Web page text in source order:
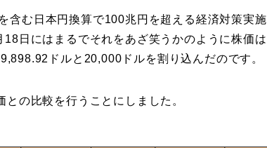
含む日本円換算で100兆円を超える経済対策実施
日にはまるでそれをあざ笑うかのように株価は
ドルと20,000ドルを割り込んだのです。
の比較を行うことにしました。